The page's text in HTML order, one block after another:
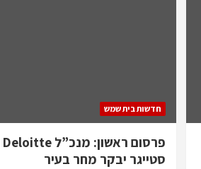
חדשות בית שמש
סטייגר יבקר מחר בעיר